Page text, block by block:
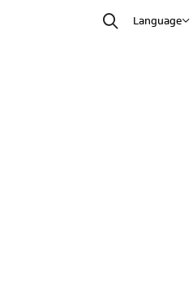
Language